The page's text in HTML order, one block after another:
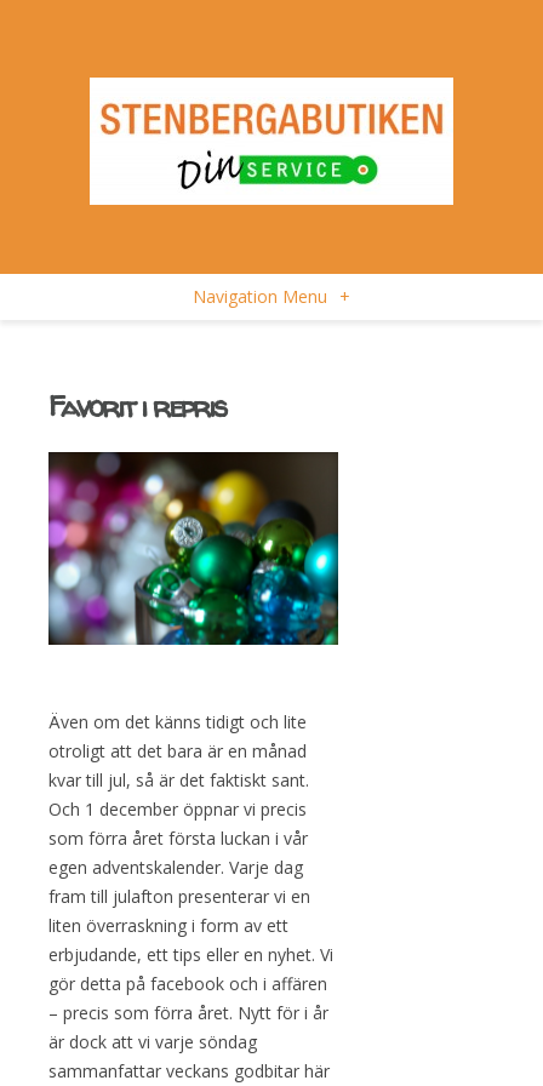
Navigation Menu +
Favorit i repris
Även om det känns tidigt och lite
otroligt att det bara är en månad
kvar till jul, så är det faktiskt sant.
Och 1 december öppnar vi precis
som förra året första luckan i vår
egen adventskalender. Varje dag
fram till julafton presenterar vi en
liten överraskning i form av ett
erbjudande, ett tips eller en nyhet. Vi
gör detta på facebook och i affären
– precis som förra året. Nytt för i år
är dock att vi varje söndag
sammanfattar veckans godbitar här